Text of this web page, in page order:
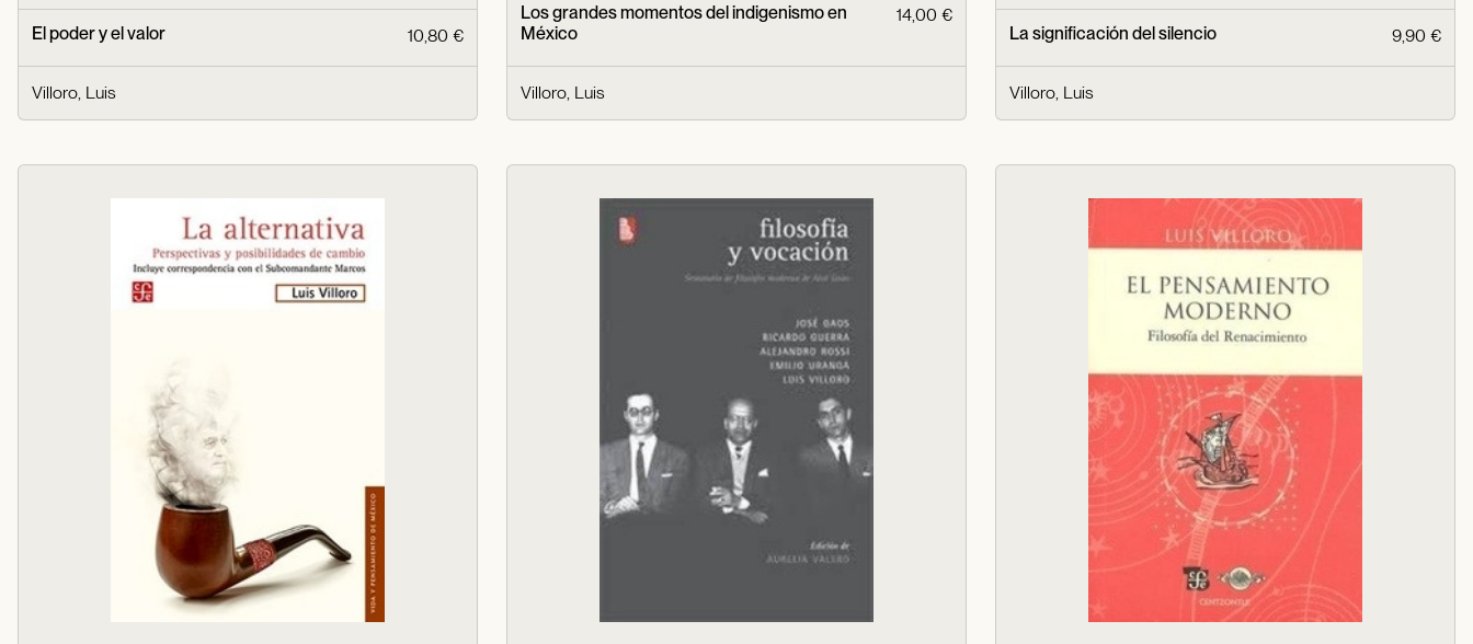
El poder y el valor 10,80 €
Villoro, Luis
Los grandes momentos del indigenismo en
México
14,00 €
Villoro, Luis
La significación del silencio 9,90 €
Villoro, Luis